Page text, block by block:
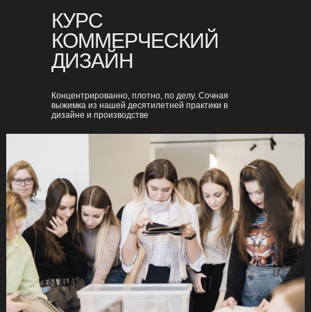
КУРС
КОММЕРЧЕСКИЙ
ДИЗАЙН
Концентрированно, плотно, по делу. Сочная
выжимка из нашей десятилетней практики в
дизайне и производстве